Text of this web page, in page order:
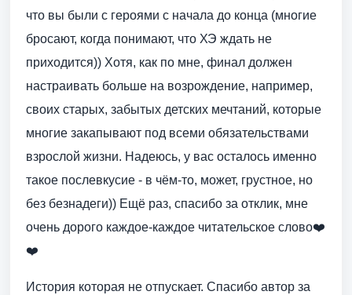
что вы были с героями с начала до конца (многие
бросают, когда понимают, что ХЭ ждать не
приходится)) Хотя, как по мне, финал должен
настраивать больше на возрождение, например,
своих старых, забытых детских мечтаний, которые
многие закапывают под всеми обязательствами
взрослой жизни. Надеюсь, у вас осталось именно
такое послевкусие - в чём-то, может, грустное, но
без безнадеги)) Ещё раз, спасибо за отклик, мне
очень дорого каждое-каждое читательское слово❤️
❤️
История которая не отпускает. Спасибо автор за